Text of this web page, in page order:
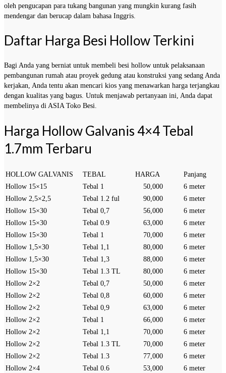
oleh pengucapan para tukang bangunan yang mungkin kurang fasih
mendengar dan berucap dalam bahasa Inggris.
Daftar Harga Besi Hollow Terkini
Bagi Anda yang berniat untuk membeli besi hollow untuk pelaksanaan
pembangunan rumah atau proyek gedung atau konstruksi yang sedang Anda
kerjakan, Anda tentu akan mencari kios yang menawarkan harga terjangkau
dengan kualitas yang bagus. Untuk menjawab pertanyaan ini, Anda dapat
membelinya di ASIA Toko Besi.
Harga Hollow Galvanis 4×4 Tebal
1.7mm Terbaru
HOLLOW GALVANIS TEBAL HARGA
Panjang
Hollow 15×15
Tebal 1 50,000
6 meter
Hollow 2,5×2,5
Tebal 1.2 ful 90,000
6 meter
Hollow 15×30
Tebal 0,7 56,000
6 meter
Hollow 15×30
Tebal 0.9 63,000
6 meter
Hollow 15×30
Tebal 1 70,000
6 meter
Hollow 1,5×30
Tebal 1,1 80,000
6 meter
Hollow 1,5×30
Tebal 1,3 88,000
6 meter
Hollow 15×30
Tebal 1.3 TL 80,000
6 meter
Hollow 2×2
Tebal 0,7 50,000
6 meter
Hollow 2×2
Tebal 0,8 60,000
6 meter
Hollow 2×2
Tebal 0,9 63,000
6 meter
Hollow 2×2
Tebal 1 66,000
6 meter
Hollow 2×2
Tebal 1,1 70,000
6 meter
Hollow 2×2
Tebal 1.3 TL 70,000
6 meter
Hollow 2×2
Tebal 1.3 77,000
6 meter
Hollow 2×4
Tebal 0.6 53,000
6 meter